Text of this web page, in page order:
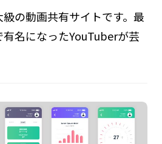
の動画共有サイトです。最
名になったYouTuberが芸